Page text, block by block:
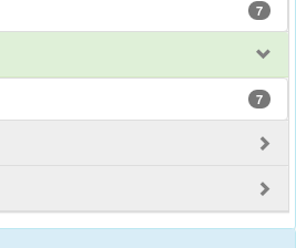
7
7